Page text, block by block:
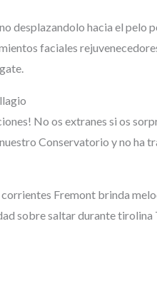
desplazandolo hacia el pelo
faciales
No os extranes si os
Conservatorio y no ha
Fremont brinda
sobre saltar durante tirolina